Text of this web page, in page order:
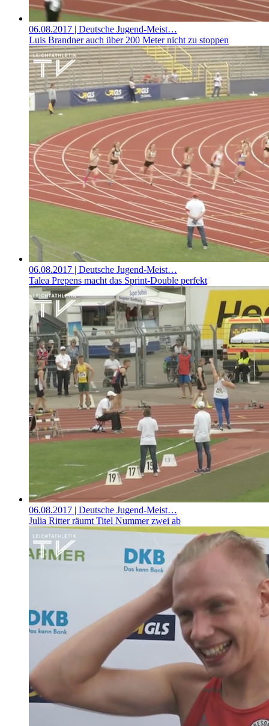
06.08.2017 | Deutsche Jugend-Meist…
Luis Brandner auch über 200 Meter nicht zu stoppen
06.08.2017 | Deutsche Jugend-Meist…
Talea Prepens macht das Sprint-Double perfekt
06.08.2017 | Deutsche Jugend-Meist…
Julia Ritter räumt Titel Nummer zwei ab